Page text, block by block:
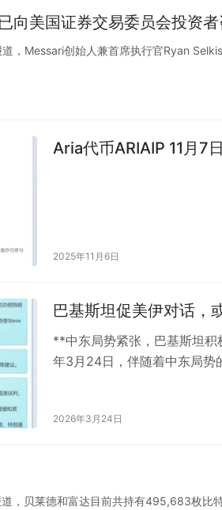
向美国证券交易委员会投资者
，Messari创始人兼首席执行官Ryan
Aria代币ARIAIP 11月7
2025年11月6日
巴基斯坦促美伊对话，
**中东局势紧张，巴基斯坦
年3月24日，伴随着中东局势
2026年3月24日
，贝莱德和富达目前共持有495,683枚比